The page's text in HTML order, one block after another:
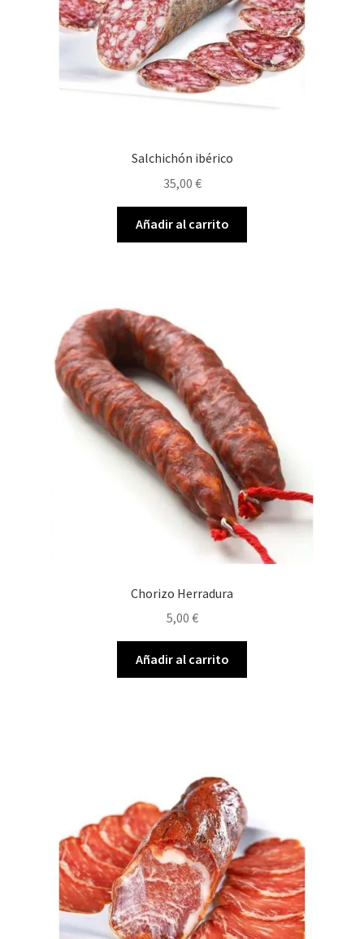
Salchichón ibérico
35,00 €
Añadir al carrito
Chorizo Herradura
5,00 €
Añadir al carrito